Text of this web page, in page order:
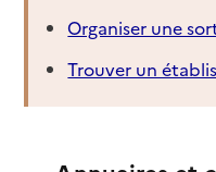
Organiser une
Trouver un